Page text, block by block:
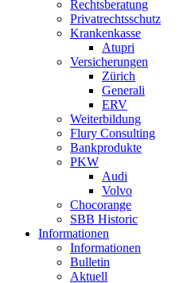
Rechtsberatung
Privatrechtsschutz
Krankenkasse
Atupri
Versicherungen
Zürich
Generali
ERV
Weiterbildung
Flury Consulting
Bankprodukte
PKW
Audi
Volvo
Chocorange
SBB Historic
Informationen
Informationen
Bulletin
Aktuell